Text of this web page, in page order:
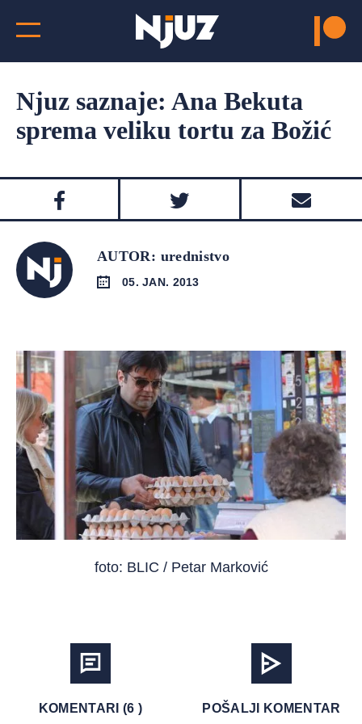
Njuz saznaje: Ana Bekuta
sprema veliku tortu za Božić
AUTOR: urednistvo
05. JAN. 2013
foto: BLIC / Petar Marković
KOMENTARI (6 ) POŠALJI KOMENTAR